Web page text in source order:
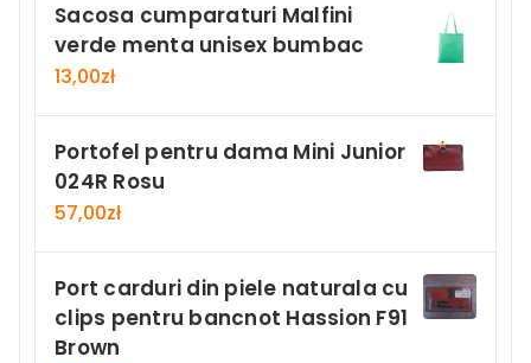
Sacosa cumparaturi Malfini
verde menta unisex bumbac
13,00zł
Portofel pentru dama Mini Junior
024R Rosu
57,00zł
Port carduri din piele naturala cu
clips pentru bancnot Hassion F91
Brown